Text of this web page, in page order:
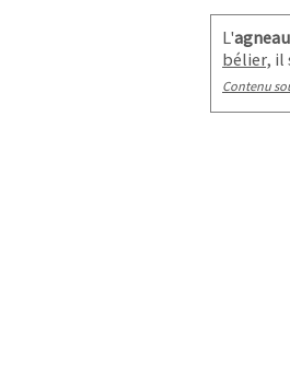
L'agneau
bélier, il
Contenu